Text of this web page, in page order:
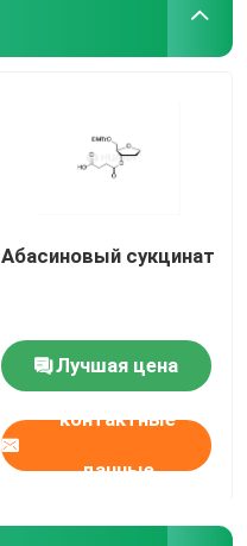
Абасиновый сукцинат
Лучшая цена
контактные
данные